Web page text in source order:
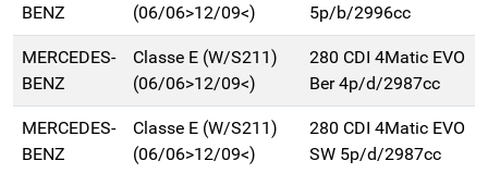
BENZ
(06/06>12/09<)
5p/b/2996cc
MERCEDES-
BENZ
Classe E (W/S211)
(06/06>12/09<)
280 CDI 4Matic EVO
Ber 4p/d/2987cc
MERCEDES-
BENZ
Classe E (W/S211)
(06/06>12/09<)
280 CDI 4Matic EVO
SW 5p/d/2987cc